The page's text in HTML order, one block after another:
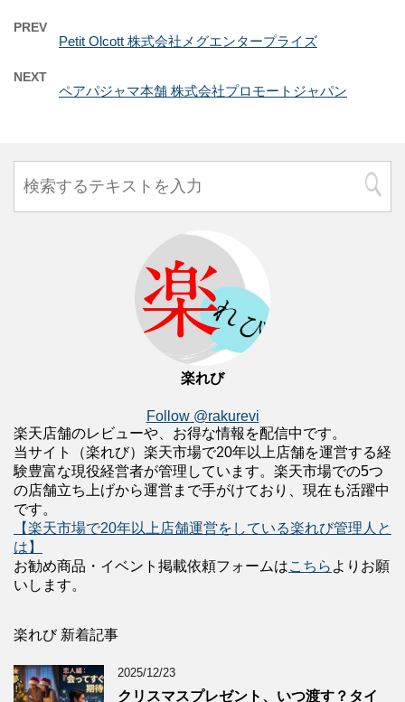
PREV
Petit Olcott 株式会社メグエンタープライズ
NEXT
ペアパジャマ本舗 株式会社プロモートジャパン
楽れび
Follow @rakurevi
楽天店舗のレビューや、お得な情報を配信中です。
当サイト（楽れび）楽天市場で20年以上店舗を運営する経
験豊富な現役経営者が管理しています。楽天市場での5つ
の店舗立ち上げから運営まで手がけており、現在も活躍中
です。
【楽天市場で20年以上店舗運営をしている楽れび管理人と
は】
お勧め商品・イベント掲載依頼フォームはこちら よりお願
いします。
楽れび 新着記事
2025/12/23
クリスマスプレゼント、いつ渡す？タイ